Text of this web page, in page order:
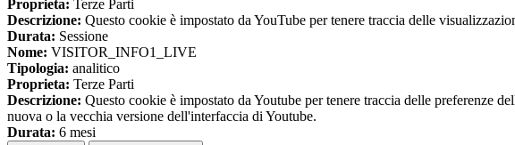
Proprieta: Terze Parti
Descrizione: Questo cookie è impostato da YouTube per tenere traccia delle
Durata: Sessione
Nome: VISITOR_INFO1_LIVE
Tipologia: analitico
Proprieta: Terze Parti
Descrizione: Questo cookie è impostato da Youtube per tenere traccia delle preferenze
nuova o la vecchia versione dell'interfaccia di Youtube.
Durata: 6 mesi